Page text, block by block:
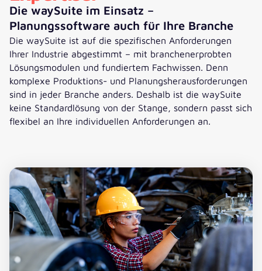
Die waySuite im Einsatz –
Planungssoftware auch für Ihre Branche
Die waySuite ist auf die spezifischen Anforderungen
Ihrer Industrie abgestimmt – mit branchenerprobten
Lösungsmodulen und fundiertem Fachwissen. Denn
komplexe Produktions- und Planungsherausforderungen
sind in jeder Branche anders. Deshalb ist die waySuite
keine Standardlösung von der Stange, sondern passt sich
flexibel an Ihre individuellen Anforderungen an.